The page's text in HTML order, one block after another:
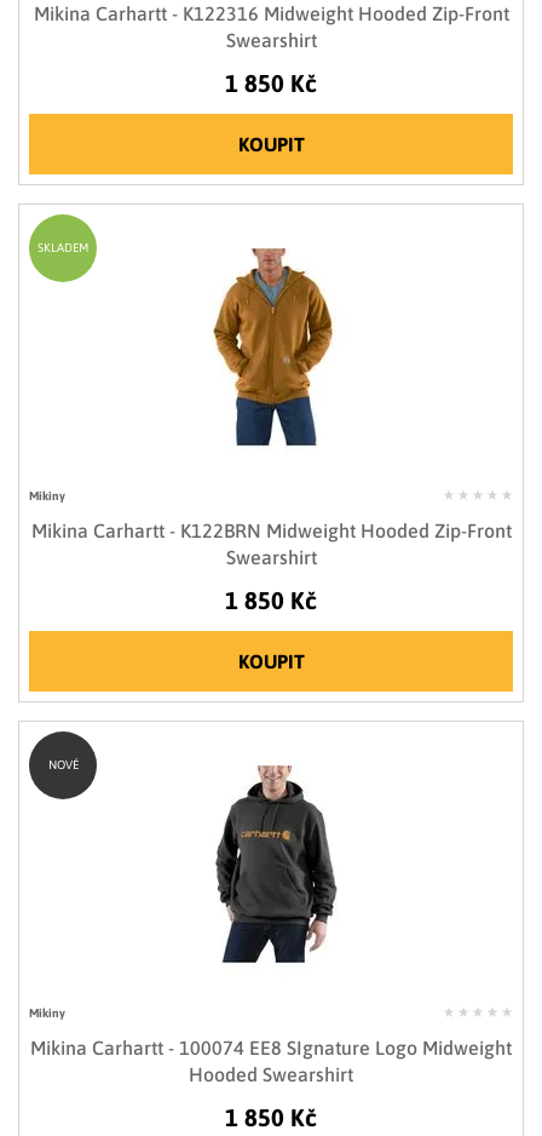
Mikina Carhartt - K122316 Midweight Hooded Zip-Front
Swearshirt
1 850 Kč
KOUPIT
Mikiny
Mikina Carhartt - K122BRN Midweight Hooded Zip-Front
Swearshirt
1 850 Kč
KOUPIT
SKLADEM
Mikiny
Mikina Carhartt - 100074 EE8 SIgnature Logo Midweight
Hooded Swearshirt
1 850 Kč
NOVÉ